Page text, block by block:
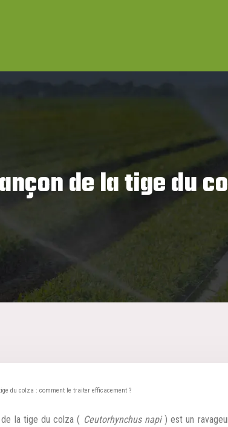
de la tige du
du colza : comment le traiter efficacement ?
de la tige du colza ( Ceutorhynchus napi) est un